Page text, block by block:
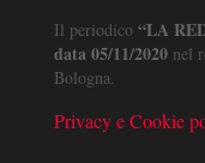
Il periodico “LA
data 05/11/2020 nel
Bologna.
Privacy e Cookie